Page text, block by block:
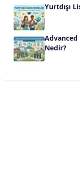
Yurtdışı
Advanced
Nedir?